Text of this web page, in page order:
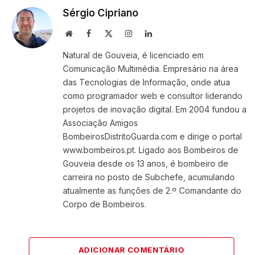
Sérgio Cipriano
WebsiteFacebook InstagramLinkedIn
Natural de Gouveia, é licenciado em
Comunicação Multimédia. Empresário na área
das Tecnologias de Informação, onde atua
como programador web e consultor liderando
projetos de inovação digital. Em 2004 fundou a
Associação Amigos
BombeirosDistritoGuarda.com e dirige o portal
www.bombeiros.pt. Ligado aos Bombeiros de
Gouveia desde os 13 anos, é bombeiro de
carreira no posto de Subchefe, acumulando
atualmente as funções de 2.º Comandante do
Corpo de Bombeiros.
ADICIONAR COMENTÁRIO